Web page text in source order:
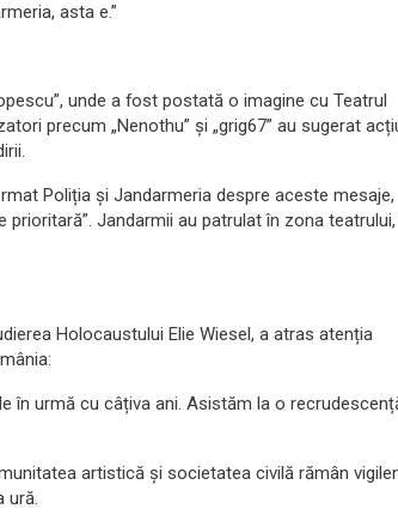
asta e.”
unde a fost postată o imagine cu Teatrul
precum „Nenothu” și „grig67” au sugerat
Poliția și Jandarmeria despre aceste mesaje,
Jandarmii au patrulat în zona
Holocaustului Elie Wiesel, a atras atenția
în urmă cu câțiva ani. Asistăm la o
artistică și societatea civilă rămân
ură.